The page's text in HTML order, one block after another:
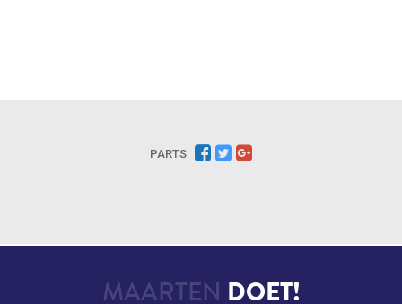
PARTS
MAARTEN DOET!